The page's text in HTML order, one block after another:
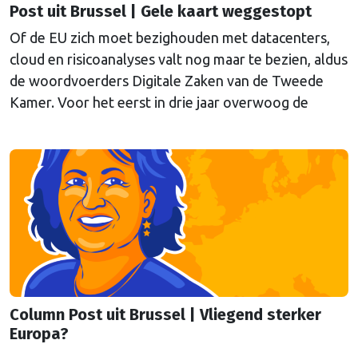
Post uit Brussel | Gele kaart weggestopt
Of de EU zich moet bezighouden met datacenters,
cloud en risicoanalyses valt nog maar te bezien, aldus
de woordvoerders Digitale Zaken van de Tweede
Kamer. Voor het eerst in drie jaar overwoog de
Column Post uit Brussel | Vliegend sterker
Europa?